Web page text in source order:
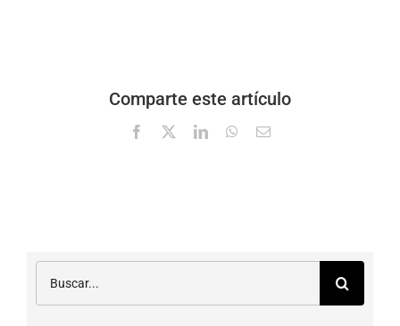
Comparte este artículo
Facebook LinkedInWhatsApp
Correo